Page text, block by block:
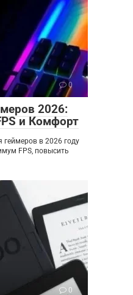
0
2026:
и Комфорт
геймеров в 2026 году
FPS, повысить
0